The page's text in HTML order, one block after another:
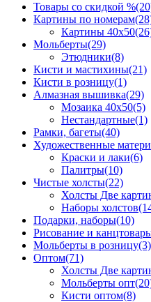
Товары со скидкой %
Картины по номерам
Картины 40x50
Мольберты(29)
Этюдники(8)
Кисти и мастихины(21)
Кисти в розницу(1)
Алмазная вышивка(29)
Мозаика 40x50(5)
Нестандартные(1)
Рамки, багеты(40)
Художественные
Краски и лаки(6)
Палитры(10)
Чистые холсты(22)
Холсты Две
Наборы холстов
Подарки, наборы(10)
Рисование и
Мольберты в розницу(3)
Оптом(71)
Холсты Две
Мольберты опт
Кисти оптом(8)